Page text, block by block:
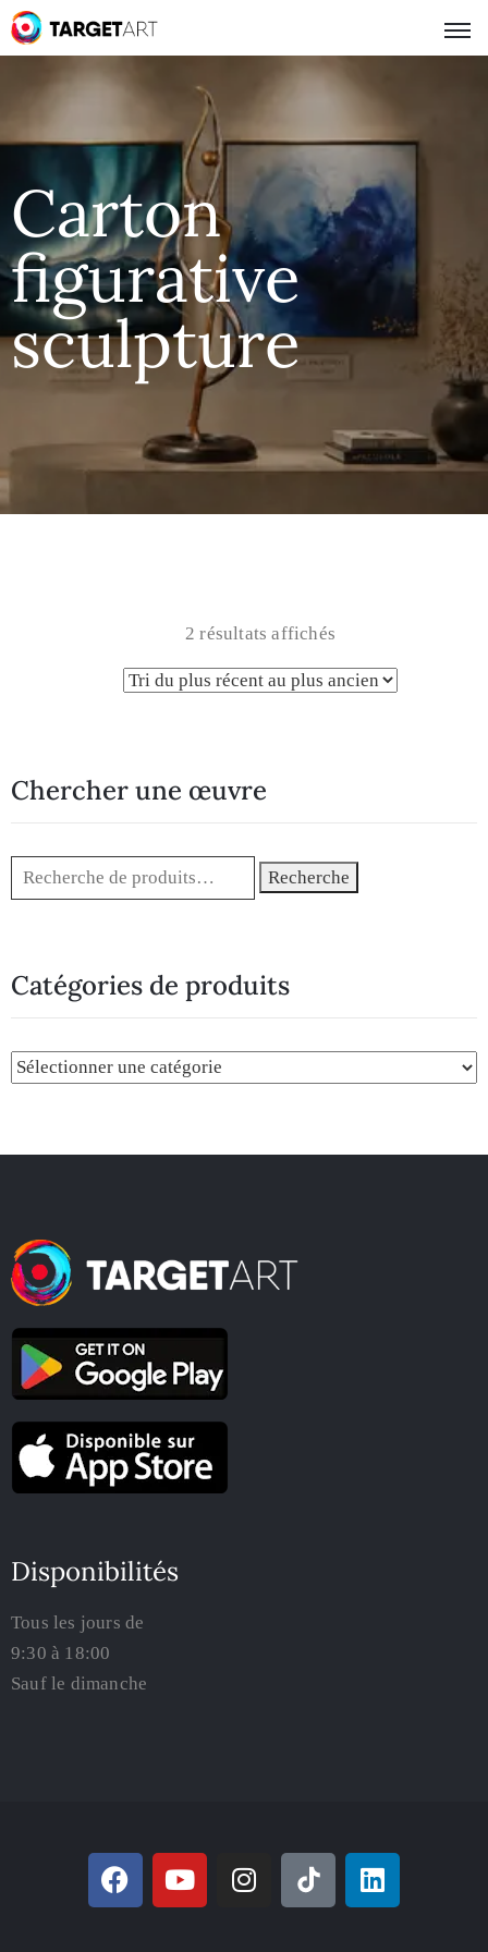
Carton
figurative
sculpture
2 résultats affichés
Chercher une œuvre
Recherche
Catégories de produits
Disponibilités
Tous les jours de
9:30 à 18:00
Sauf le dimanche